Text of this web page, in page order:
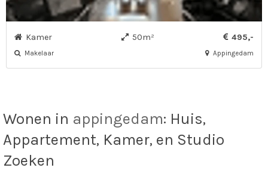
Kamer 50m² 495,-
Makelaar Appingedam
Wonen in appingedam: Huis,
Appartement, Kamer, en Studio
Zoeken